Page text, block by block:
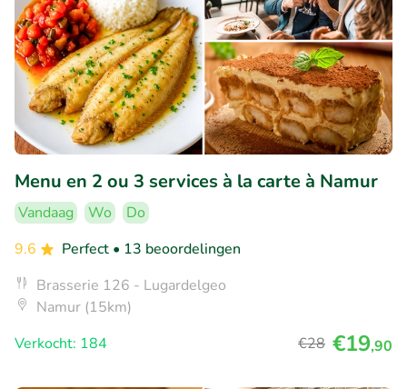
Menu en 2 ou 3 services à la carte à Namur
Vandaag Wo
Do
9.6
Perfect • 13 beoordelingen
Brasserie 126 - Lugardelgeo
Namur (15km)
Verkocht: 184
€28 €19,90